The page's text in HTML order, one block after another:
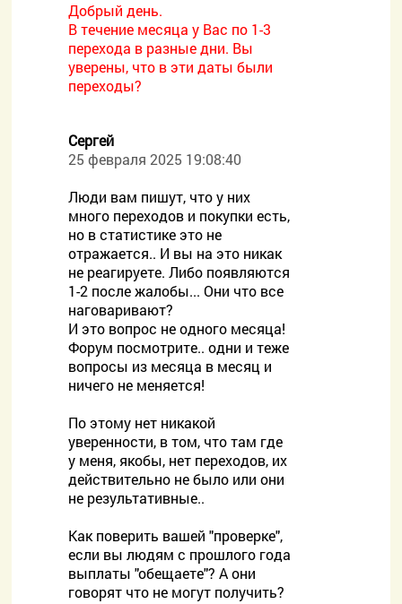
Добрый день.
В течение месяца у Вас по 1-3
перехода в разные дни. Вы
уверены, что в эти даты были
переходы?
Сергей
25 февраля 2025 19:08:40
Люди вам пишут, что у них
много переходов и покупки есть,
но в статистике это не
отражается.. И вы на это никак
не реагируете. Либо появляются
1-2 после жалобы... Они что все
наговаривают?
И это вопрос не одного месяца!
Форум посмотрите.. одни и теже
вопросы из месяца в месяц и
ничего не меняется!
По этому нет никакой
уверенности, в том, что там где
у меня, якобы, нет переходов, их
действительно не было или они
не результативные..
Как поверить вашей "проверке",
если вы людям с прошлого года
выплаты "обещаете"? А они
говорят что не могут получить?